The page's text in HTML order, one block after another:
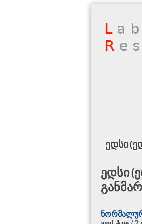
ედსი
ედსი